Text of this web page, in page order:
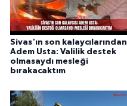
Sivas'ın son kalaycılarından
Adem Usta: Valilik destek
olmasaydı mesleği
bırakacaktım